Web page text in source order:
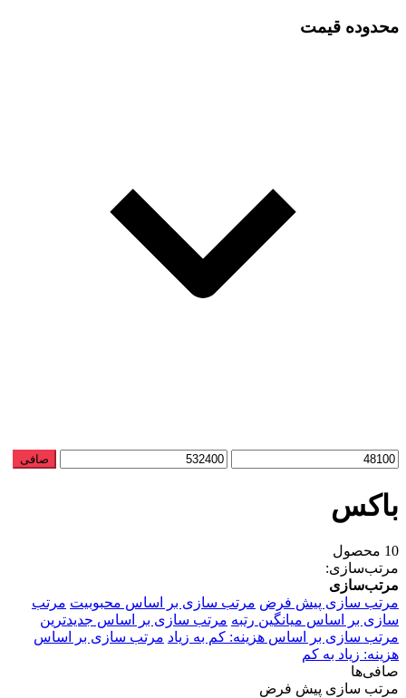
محدوده قیمت
حداقل
حداكثر
صافی
باکس
10 محصول
مرتب‌سازی:
مرتب‌سازی
مرتب سازی پیش فرض مرتب سازی بر اساس محبوبیت مرتب
سازی بر اساس میانگین رتبه مرتب سازی بر اساس جدیدترین
مرتب سازی بر اساس هزینه: کم به زیاد مرتب سازی بر اساس
هزینه: زیاد به کم
صافی‌ها
مرتب سازی پیش فرض